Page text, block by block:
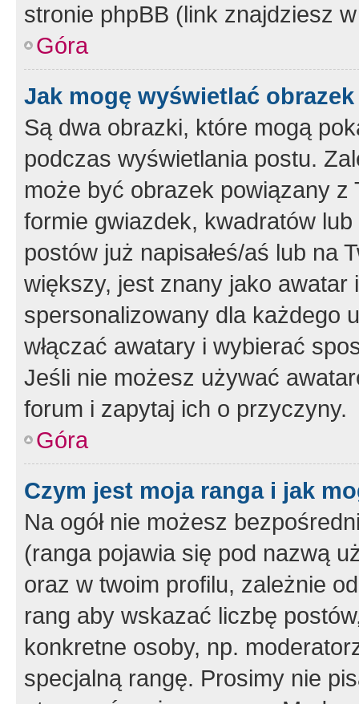
stronie phpBB (link znajdziesz
Góra
Jak mogę wyświetlać
Są dwa obrazki, które mogą
podczas wyświetlania postu.
może być obrazek powiązany z
formie gwiazdek, kwadratów
postów już napisałeś/aś lub na
większy, jest znany jako
spersonalizowany dla każdego
włączać awatary i wybierać
Jeśli nie możesz używać
forum i zapytaj ich o przyczyny.
Góra
Czym jest moja ranga i jak
Na ogół nie możesz
(ranga pojawia się pod nazwą
oraz w twoim profilu, zależnie
rang aby wskazać liczbę
konkretne osoby, np.
specjalną rangę. Prosimy nie